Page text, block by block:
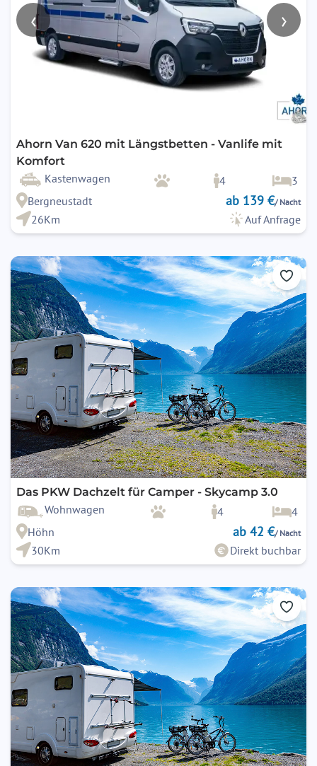
‹ ›
Ahorn Van 620 mit Längstbetten - Vanlife mit
Komfort
Kastenwagen 4
3
Bergneustadt
ab 139 €/ Nacht
26Km Auf Anfrage
Das PKW Dachzelt für Camper - Skycamp 3.0
Wohnwagen 4
4
Höhn
ab 42 €/ Nacht
30Km Direkt buchbar